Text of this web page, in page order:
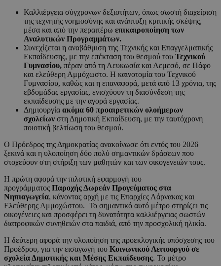
Καλλιέργεια σύγχρονων δεξιοτήτων, όπως σωστή διαχείριση
της τεχνητής νοημοσύνης και ανάπτυξη κριτικής σκέψης,
μέσα και από την περαιτέρω επικαιροποίηση των
Αναλυτικών Προγραμμάτων.
Συνεχίζεται η αναβάθμιση της Τεχνικής και Επαγγελματικής
Εκπαίδευσης, με την επέκταση του θεσμού του Τεχνικού
Γυμνασίου, πέραν από τη Λευκωσία και Λεμεσό, σε Πάφο
και ελεύθερη Αμμόχωστο. Η καινοτομία του Τεχνικού
Γυμνασίου, καθώς και η επαναφορά, μετά από 13 χρόνια, της
εβδομάδας εργασίας, ενισχύουν τη διασύνδεση της
εκπαίδευσης με την αγορά εργασίας.
Δημιουργία ακόμα 60 προαιρετικών ολοήμερων
σχολείων στη Δημοτική Εκπαίδευση, με την ταυτόχρονη
ποιοτική βελτίωση του θεσμού.
Ο Πρόεδρος της Δημοκρατίας ανακοίνωσε ότι εντός του 2026
ξεκινά και η υλοποίηση δύο πολύ σημαντικών δράσεων που
στοχεύουν στη στήριξη των μαθητών και των οικογενειών τους.
Η πρώτη αφορά την πιλοτική εφαρμογή του
προγράμματος Παροχής Δωρεάν Προγεύματος στα
Νηπιαγωγεία, κάνοντας αρχή με τις Επαρχίες Λάρνακας και
Ελεύθερης Αμμοχώστου. Το σημαντικό αυτό μέτρο στηρίζει τις
οικογένειες και προσφέρει τη δυνατότητα καλλιέργειας σωστών
διατροφικών συνηθειών στα παιδιά, από την προσχολική ηλικία.
Η δεύτερη αφορά την υλοποίηση της προεκλογικής υπόσχεσης του
Προέδρου, για την εισαγωγή του Κοινωνικού Λειτουργού σε
σχολεία Δημοτικής και Μέσης Εκπαίδευσης. Το μέτρο